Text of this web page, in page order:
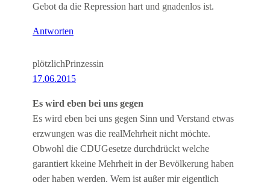
Gebot da die Repression hart und gnadenlos ist.
Antworten
plötzlichPrinzessin
17.06.2015
Es wird eben bei uns gegen
Es wird eben bei uns gegen Sinn und Verstand etwas
erzwungen was die realMehrheit nicht möchte.
Obwohl die CDUGesetze durchdrückt welche
garantiert kkeine Mehrheit in der Bevölkerung haben
oder haben werden. Wem ist außer mir eigentlich